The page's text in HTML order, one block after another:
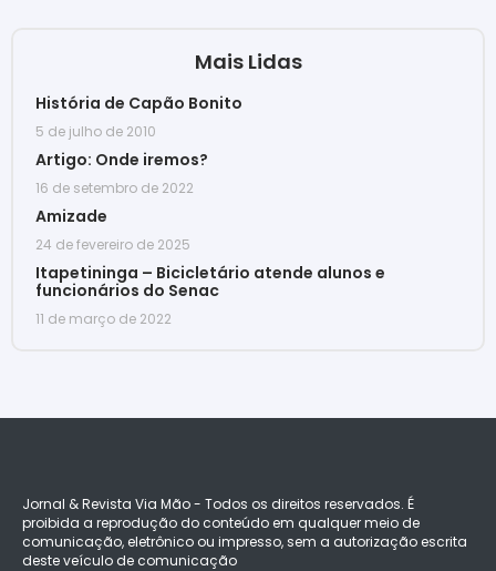
Mais Lidas
História de Capão Bonito
5 de julho de 2010
Artigo: Onde iremos?
16 de setembro de 2022
Amizade
24 de fevereiro de 2025
Itapetininga – Bicicletário atende alunos e
funcionários do Senac
11 de março de 2022
Jornal & Revista Via Mão - Todos os direitos reservados. É
proibida a reprodução do conteúdo em qualquer meio de
comunicação, eletrônico ou impresso, sem a autorização escrita
deste veículo de comunicação